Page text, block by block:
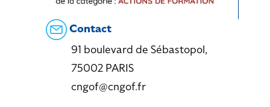
Contact
91 boulevard de Sébastopol,
75002 PARIS
cngof@cngof.fr